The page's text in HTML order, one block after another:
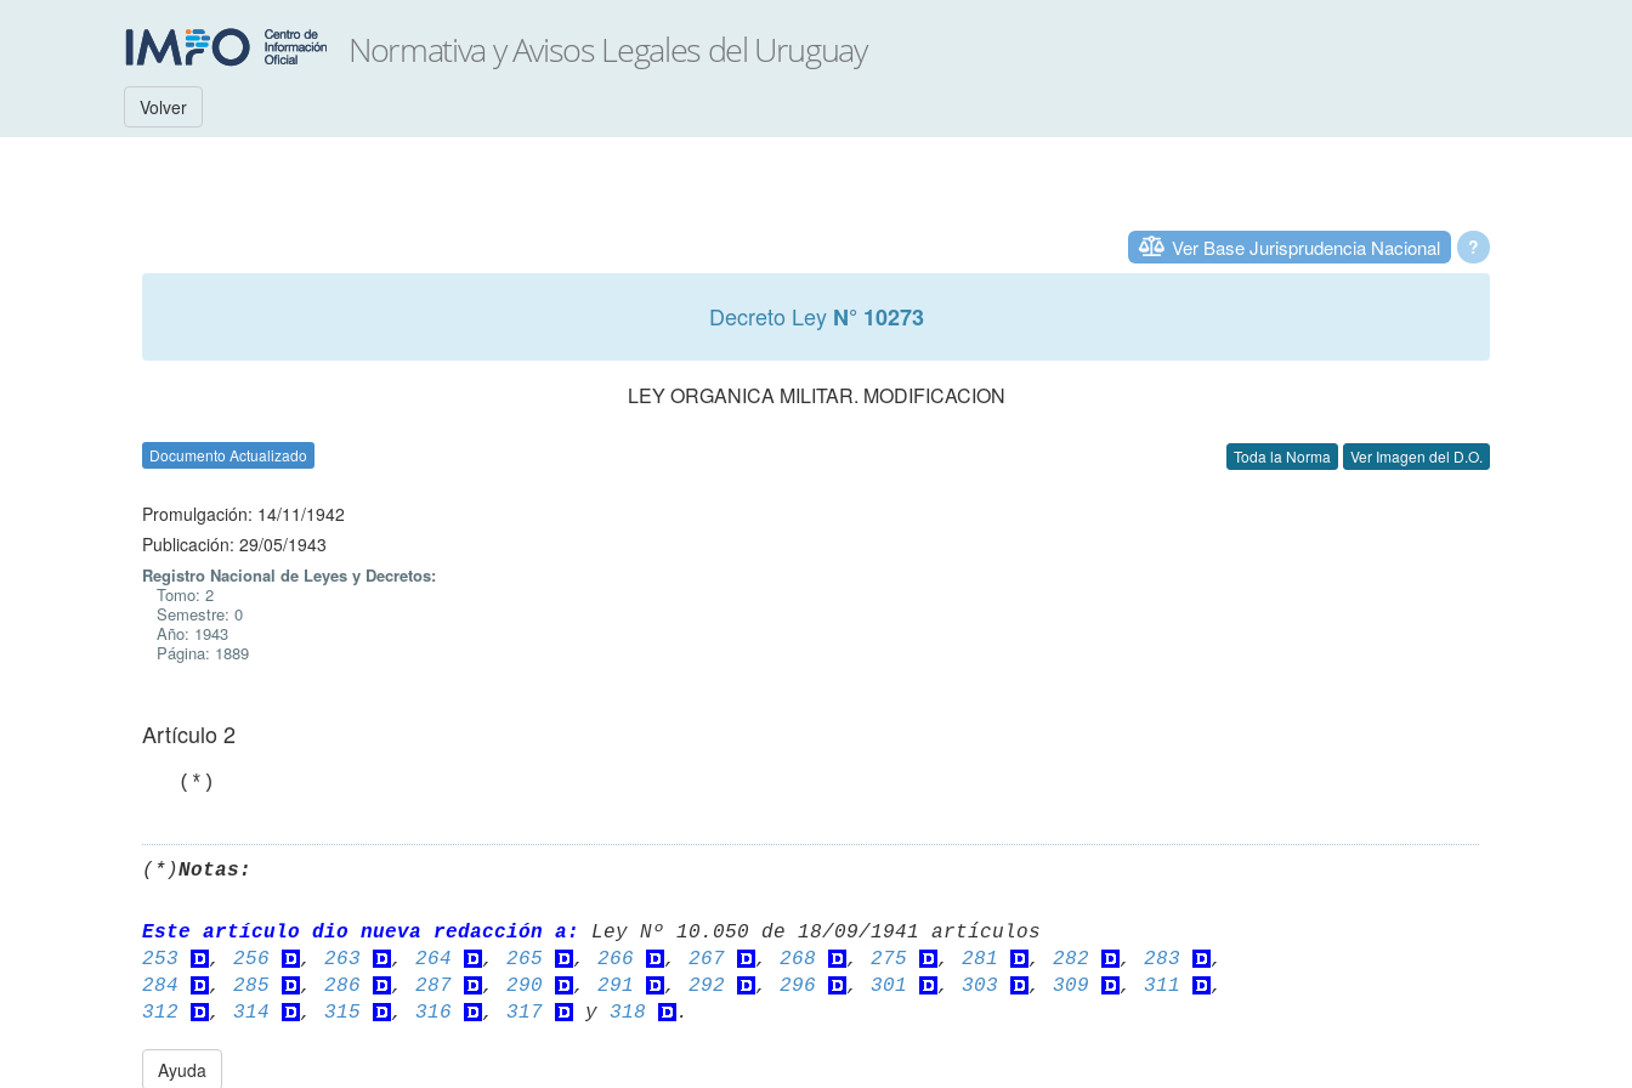
Volver
?
Ver Base Jurisprudencia Nacional
Decreto Ley N° 10273
LEY ORGANICA MILITAR. MODIFICACION
Documento Actualizado Toda la Norma Ver Imagen del D.O.
Promulgación: 14/11/1942
Publicación: 29/05/1943
Registro Nacional de Leyes y Decretos:
Tomo: 2
Semestre: 0
Año: 1943
Página: 1889
Artículo 2
(*)Notas:
Este artículo dio nueva redacción a:
253
, 256 , 263 , 264 , 265 , 266 , 267 , 268 , 275 , 281 , 282 , 283
,
284
, 285 , 286 , 287 , 290 , 291 , 292 , 296 , 301 , 303 , 309 , 311
,
312
, 314 , 315 , 316 , 317 y 318
Ayuda